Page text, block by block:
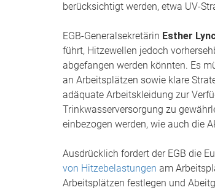
berücksichtigt werden, etwa UV-
EGB-Generalsekretärin Esther
führt, Hitzewellen jedoch
abgefangen werden könnten. Es
an Arbeitsplätzen sowie klare
adäquate Arbeitskleidung zur
Trinkwasserversorgung zu
einbezogen werden, wie auch die
Ausdrücklich fordert der EGB die
von Hitzebelastungen am
Arbeitsplätzen festlegen und